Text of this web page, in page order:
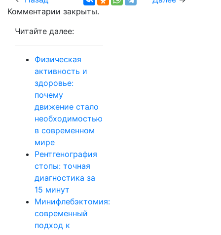
Комментарии закрыты.
Читайте далее:
Физическая
активность и
здоровье:
почему
движение стало
необходимостью
в современном
мире
Рентгенография
стопы: точная
диагностика за
15 минут
Минифлебэктомия:
современный
подход к